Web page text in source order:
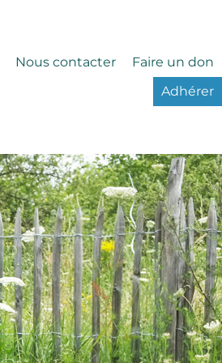
Nous contacter
Faire un don
Adhérer